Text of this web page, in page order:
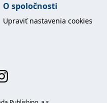
O spoločnosti
Upraviť nastavenia cookies